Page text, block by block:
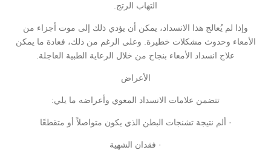
التهاب الرتج.
وإذا لم يُعالج هذا الانسداد، يمكن أن يؤدي ذلك إلى موت أجزاء من
الأمعاء وحدوث مشكلات خطيرة. وعلى الرغم من ذلك، فعادة ما يمكن
علاج انسداد الأمعاء بنجاح من خلال الرعاية الطبية العاجلة.
الأعراض
تتضمن علامات الانسداد المعوي وأعراضه ما يلي:
· ألم نتيجة تشنجات البطن الذي يكون متواصلاً أو متقطعًا
· فقدان الشهية